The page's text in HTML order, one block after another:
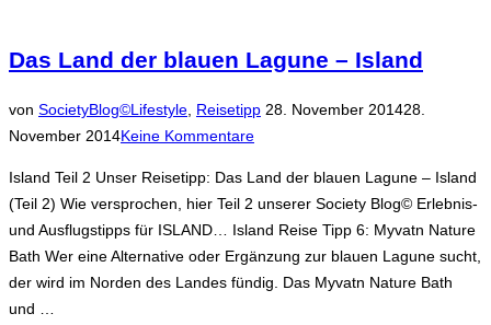
Das Land der blauen Lagune – Island
von SocietyBlog©Lifestyle ReisetippVeröffentlicht
28. November 201428.
November 2014Keine Kommentare
Island Teil 2 Unser Reisetipp: Das Land der blauen Lagune – Island
(Teil 2) Wie versprochen, hier Teil 2 unserer Society Blog© Erlebnis-
und Ausflugstipps für ISLAND… Island Reise Tipp 6: Myvatn Nature
Bath Wer eine Alternative oder Ergänzung zur blauen Lagune sucht,
der wird im Norden des Landes fündig. Das Myvatn Nature Bath
und …